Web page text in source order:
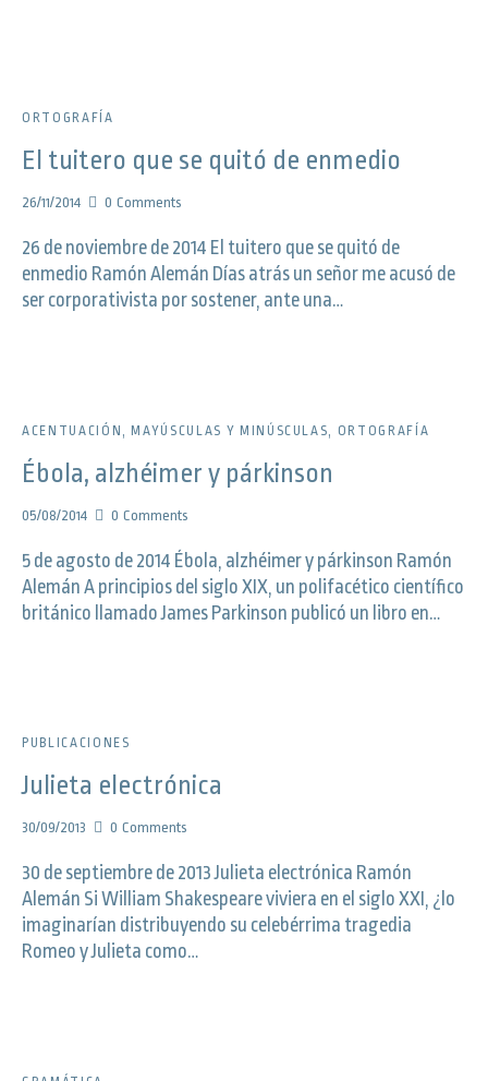
ORTOGRAFÍA
El tuitero que se quitó de enmedio
26/11/2014 0 Comments
26 de noviembre de 2014 El tuitero que se quitó de
enmedio Ramón Alemán Días atrás un señor me acusó de
ser corporativista por sostener, ante una…
ACENTUACIÓN MAYÚSCULAS Y MINÚSCULAS ORTOGRAFÍA
Ébola, alzhéimer y párkinson
05/08/2014 0 Comments
5 de agosto de 2014 Ébola, alzhéimer y párkinson Ramón
Alemán A principios del siglo XIX, un polifacético científico
británico llamado James Parkinson publicó un libro en…
PUBLICACIONES
Julieta electrónica
30/09/2013 0 Comments
30 de septiembre de 2013 Julieta electrónica Ramón
Alemán Si William Shakespeare viviera en el siglo XXI, ¿lo
imaginarían distribuyendo su celebérrima tragedia
Romeo y Julieta como…